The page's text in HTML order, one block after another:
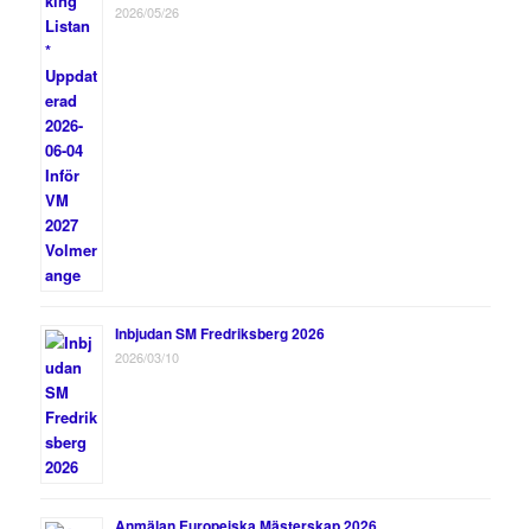
2026/05/26
Inbjudan SM Fredriksberg 2026
2026/03/10